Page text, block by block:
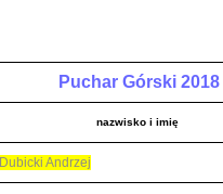
Puchar Górski 2018
nazwisko i imię
Dubicki Andrzej